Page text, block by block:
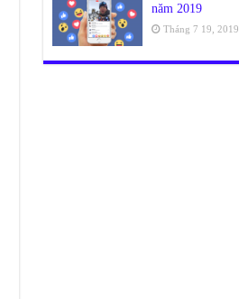
năm 2019
Tháng 7 19, 2019